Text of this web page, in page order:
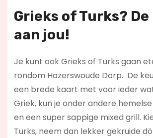
Grieks of Turks? De
aan jou!
Je kunt ook Grieks of Turks gaan
rondom Hazerswoude Dorp. De
een brede kaart met voor ieder wat
Griek, kun je onder andere
en een super sappige mixed grill.
Turks, neem dan lekker gekruide